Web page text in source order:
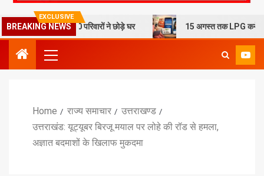
EXCLUSIVE
BREAKING NEWS
से दहशत, 10 परिवारों ने छोड़े घर 15 अगस्त तक LPG कनेक्शन की e-
Home राज्य समाचार
उत्तराखण्ड
उत्तराखंड: यूट्यूबर बिरजू मयाल पर लोहे की रॉड से हमला,
अज्ञात बदमाशों के खिलाफ मुकदमा